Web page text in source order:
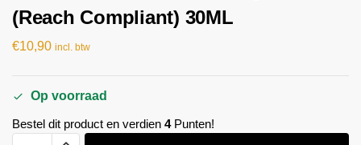
(Reach Compliant) 30ML
€10,90 incl. btw
Op voorraad
Bestel dit product en verdien 4Punten!